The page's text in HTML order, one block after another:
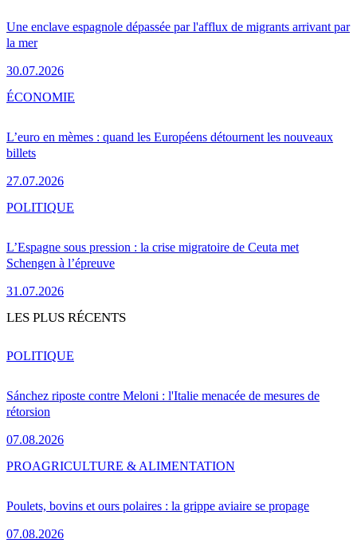
Une enclave espagnole dépassée par l'afflux de migrants arrivant par
la mer
30.07.2026
L’euro en mèmes : quand les Européens détournent les nouveaux
billets
27.07.2026
ÉCONOMIE
L’Espagne sous pression : la crise migratoire de Ceuta met
Schengen à l’épreuve
31.07.2026
POLITIQUE
LES PLUS RÉCENTS
Sánchez riposte contre Meloni : l'Italie menacée de mesures de
rétorsion
07.08.2026
POLITIQUE
Poulets, bovins et ours polaires : la grippe aviaire se propage
07.08.2026
PROAGRICULTURE & ALIMENTATION